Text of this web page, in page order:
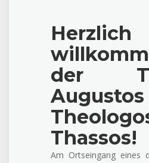
Herzlich
der
Thassos!
Am Ortseingang eines